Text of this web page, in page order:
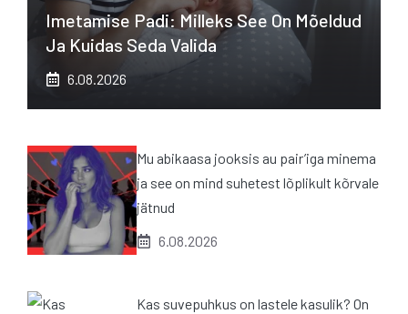
Imetamise Padi: Milleks See On Mõeldud
Ja Kuidas Seda Valida
6.08.2026
Mu abikaasa jooksis au pair’iga minema
ja see on mind suhetest lõplikult kõrvale
jätnud
6.08.2026
Kas suvepuhkus on lastele kasulik? On